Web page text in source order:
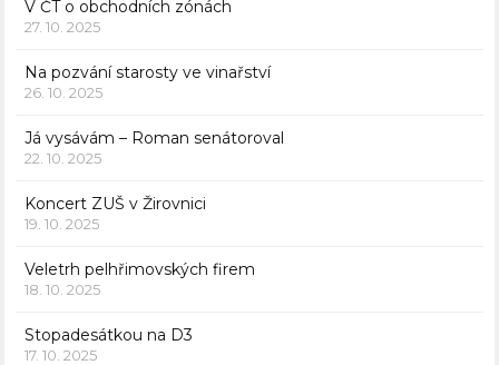
V ČT o obchodních zónách
27. 10. 2025
Na pozvání starosty ve vinařství
26. 10. 2025
Já vysávám – Roman senátoroval
22. 10. 2025
Koncert ZUŠ v Žirovnici
19. 10. 2025
Veletrh pelhřimovských firem
18. 10. 2025
Stopadesátkou na D3
17. 10. 2025